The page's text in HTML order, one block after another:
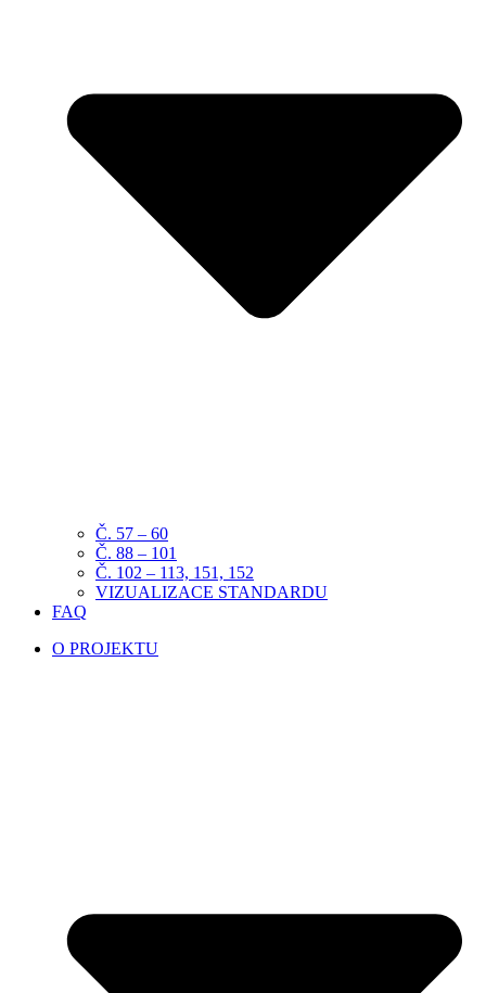
Č. 57 – 60
Č. 88 – 101
Č. 102 – 113, 151, 152
VIZUALIZACE STANDARDU
FAQ
O PROJEKTU